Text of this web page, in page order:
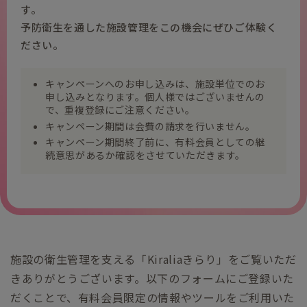
す。
予防衛生を通した施設管理をこの機会にぜひご体験く
ださい。
キャンペーンへのお申し込みは、施設単位でのお
申し込みとなります。個人様ではございませんの
で、重複登録にご注意ください。
キャンペーン期間は会費の請求を行いません。
キャンペーン期間終了前に、有料会員としての継
続意思があるか確認をさせていただきます。
施設の衛生管理を支える「Kiraliaきらり」をご覧いただ
きありがとうございます。以下のフォームにご登録いた
だくことで、有料会員限定の情報やツールをご利用いた